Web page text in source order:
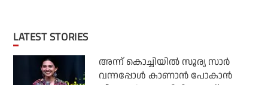
LATEST STORIES
അന്ന് കൊച്ചിയില്‍ സൂര്യ സാര്‍
വന്നപ്പോള്‍ കാണാന്‍ പോകാന്‍